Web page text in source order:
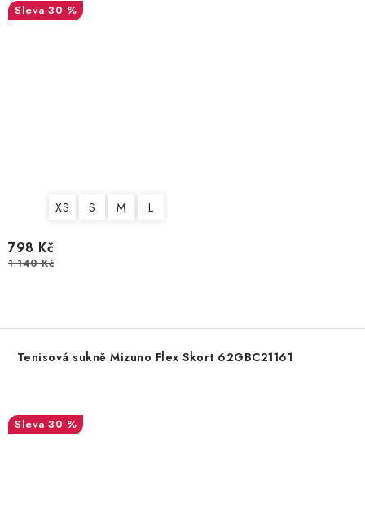
30 %
XS S M L
798 Kč
1 140 Kč
Tenisová sukně Mizuno Flex Skort 62GBC21161
30 %